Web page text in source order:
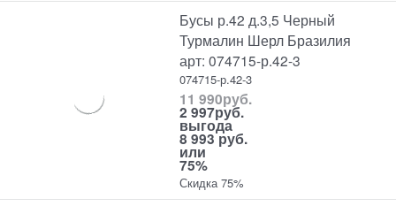
Бусы р.42 д.3,5 Черный
Турмалин Шерл Бразилия
арт: 074715-р.42-3
074715-р.42-3
11 990руб.
2 997руб.
выгода
8 993 руб.
или
75%
Скидка 75%